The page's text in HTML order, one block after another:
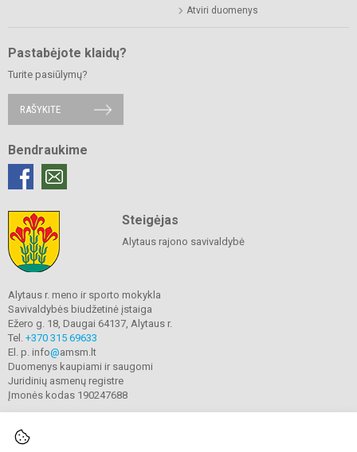
Atviri duomenys
Pastabėjote klaidų?
Turite pasiūlymų?
RAŠYKITE
Bendraukime
Steigėjas
Alytaus rajono savivaldybė
Alytaus r. meno ir sporto mokykla
Savivaldybės biudžetinė įstaiga
Ežero g. 18, Daugai 64137, Alytaus r.
Tel. +370 315 69633
El. p. info@amsm.lt
Duomenys kaupiami ir saugomi
Juridinių asmenų registre
Įmonės kodas 190247688